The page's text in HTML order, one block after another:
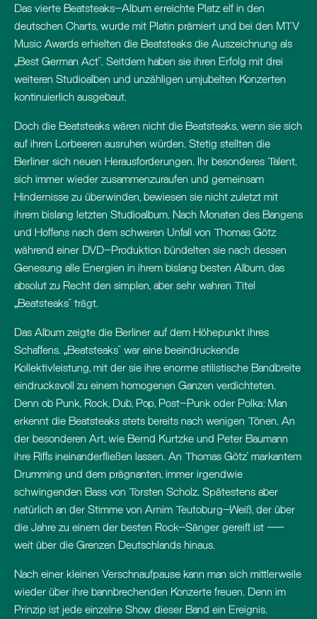
Das vierte Beatsteaks-Album erreichte Platz elf in den
deutschen Charts, wurde mit Platin prämiert und bei den MTV
Music Awards erhielten die Beatsteaks die Auszeichnung als
„Best German Act“. Seitdem haben sie ihren Erfolg mit drei
weiteren Studioalben und unzähligen umjubelten Konzerten
kontinuierlich ausgebaut.
Doch die Beatsteaks wären nicht die Beatsteaks, wenn sie sich
auf ihren Lorbeeren ausruhen würden. Stetig stellten die
Berliner sich neuen Herausforderungen. Ihr besonderes Talent,
sich immer wieder zusammenzuraufen und gemeinsam
Hindernisse zu überwinden, bewiesen sie nicht zuletzt mit
ihrem bislang letzten Studioalbum. Nach Monaten des Bangens
und Hoffens nach dem schweren Unfall von Thomas Götz
während einer DVD-Produktion bündelten sie nach dessen
Genesung alle Energien in ihrem bislang besten Album, das
absolut zu Recht den simplen, aber sehr wahren Titel
„Beatsteaks“ trägt.
Das Album zeigte die Berliner auf dem Höhepunkt ihres
Schaffens. „Beatsteaks“ war eine beeindruckende
Kollektivleistung, mit der sie ihre enorme stilistische Bandbreite
eindrucksvoll zu einem homogenen Ganzen verdichteten.
Denn ob Punk, Rock, Dub, Pop, Post-Punk oder Polka: Man
erkennt die Beatsteaks stets bereits nach wenigen Tönen. An
der besonderen Art, wie Bernd Kurtzke und Peter Baumann
ihre Riffs ineinanderfließen lassen. An Thomas Götz’ markantem
Drumming und dem prägnanten, immer irgendwie
schwingenden Bass von Torsten Scholz. Spätestens aber
natürlich an der Stimme von Arnim Teutoburg-Weiß, der über
die Jahre zu einem der besten Rock-Sänger gereift ist –
weit über die Grenzen Deutschlands hinaus.
Nach einer kleinen Verschnaufpause kann man sich mittlerweile
wieder über ihre bannbrechenden Konzerte freuen. Denn im
Prinzip ist jede einzelne Show dieser Band ein Ereignis.